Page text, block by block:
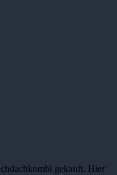
gekauft. Hier